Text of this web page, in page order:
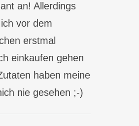
an! Allerdings
vor dem
erstmal
einkaufen gehen
haben meine
nie gesehen ;-)